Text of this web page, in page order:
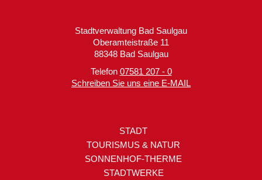
Stadtverwaltung Bad Saulgau
Oberamteistraße 11
88348 Bad Saulgau
Telefon 07581 207 - 0
Schreiben Sie uns eine E-MAIL
STADT
TOURISMUS & NATUR
SONNENHOF-THERME
STADTWERKE